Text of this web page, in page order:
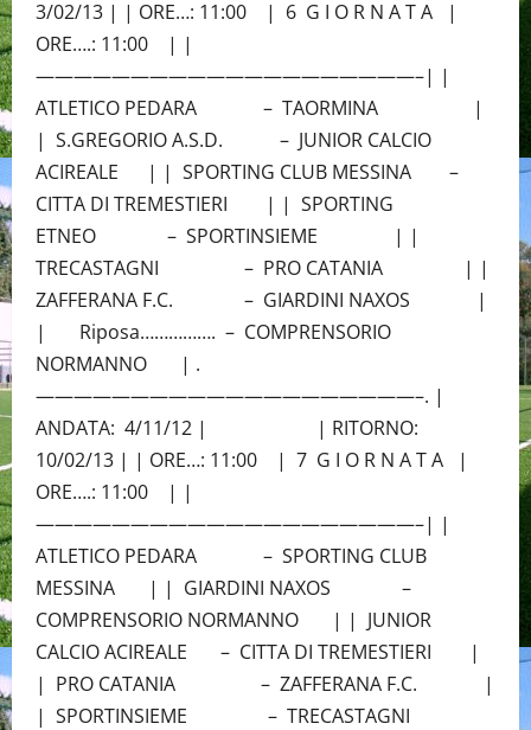
3/02/13 | | ORE…: 11:00 | 6 G I O R N A T A |
ORE….: 11:00 | |
————————————————————–| |
ATLETICO PEDARA – TAORMINA |
| S.GREGORIO A.S.D. – JUNIOR CALCIO
ACIREALE | | SPORTING CLUB MESSINA –
CITTA DI TREMESTIERI | | SPORTING
ETNEO – SPORTINSIEME | |
TRECASTAGNI – PRO CATANIA | |
ZAFFERANA F.C. – GIARDINI NAXOS |
| Riposa……………. – COMPRENSORIO
NORMANNO | .
————————————————————–. |
ANDATA: 4/11/12 | | RITORNO:
10/02/13 | | ORE…: 11:00 | 7 G I O R N A T A |
ORE….: 11:00 | |
————————————————————–| |
ATLETICO PEDARA – SPORTING CLUB
MESSINA | | GIARDINI NAXOS –
COMPRENSORIO NORMANNO | | JUNIOR
CALCIO ACIREALE – CITTA DI TREMESTIERI |
| PRO CATANIA – ZAFFERANA F.C. |
| SPORTINSIEME – TRECASTAGNI